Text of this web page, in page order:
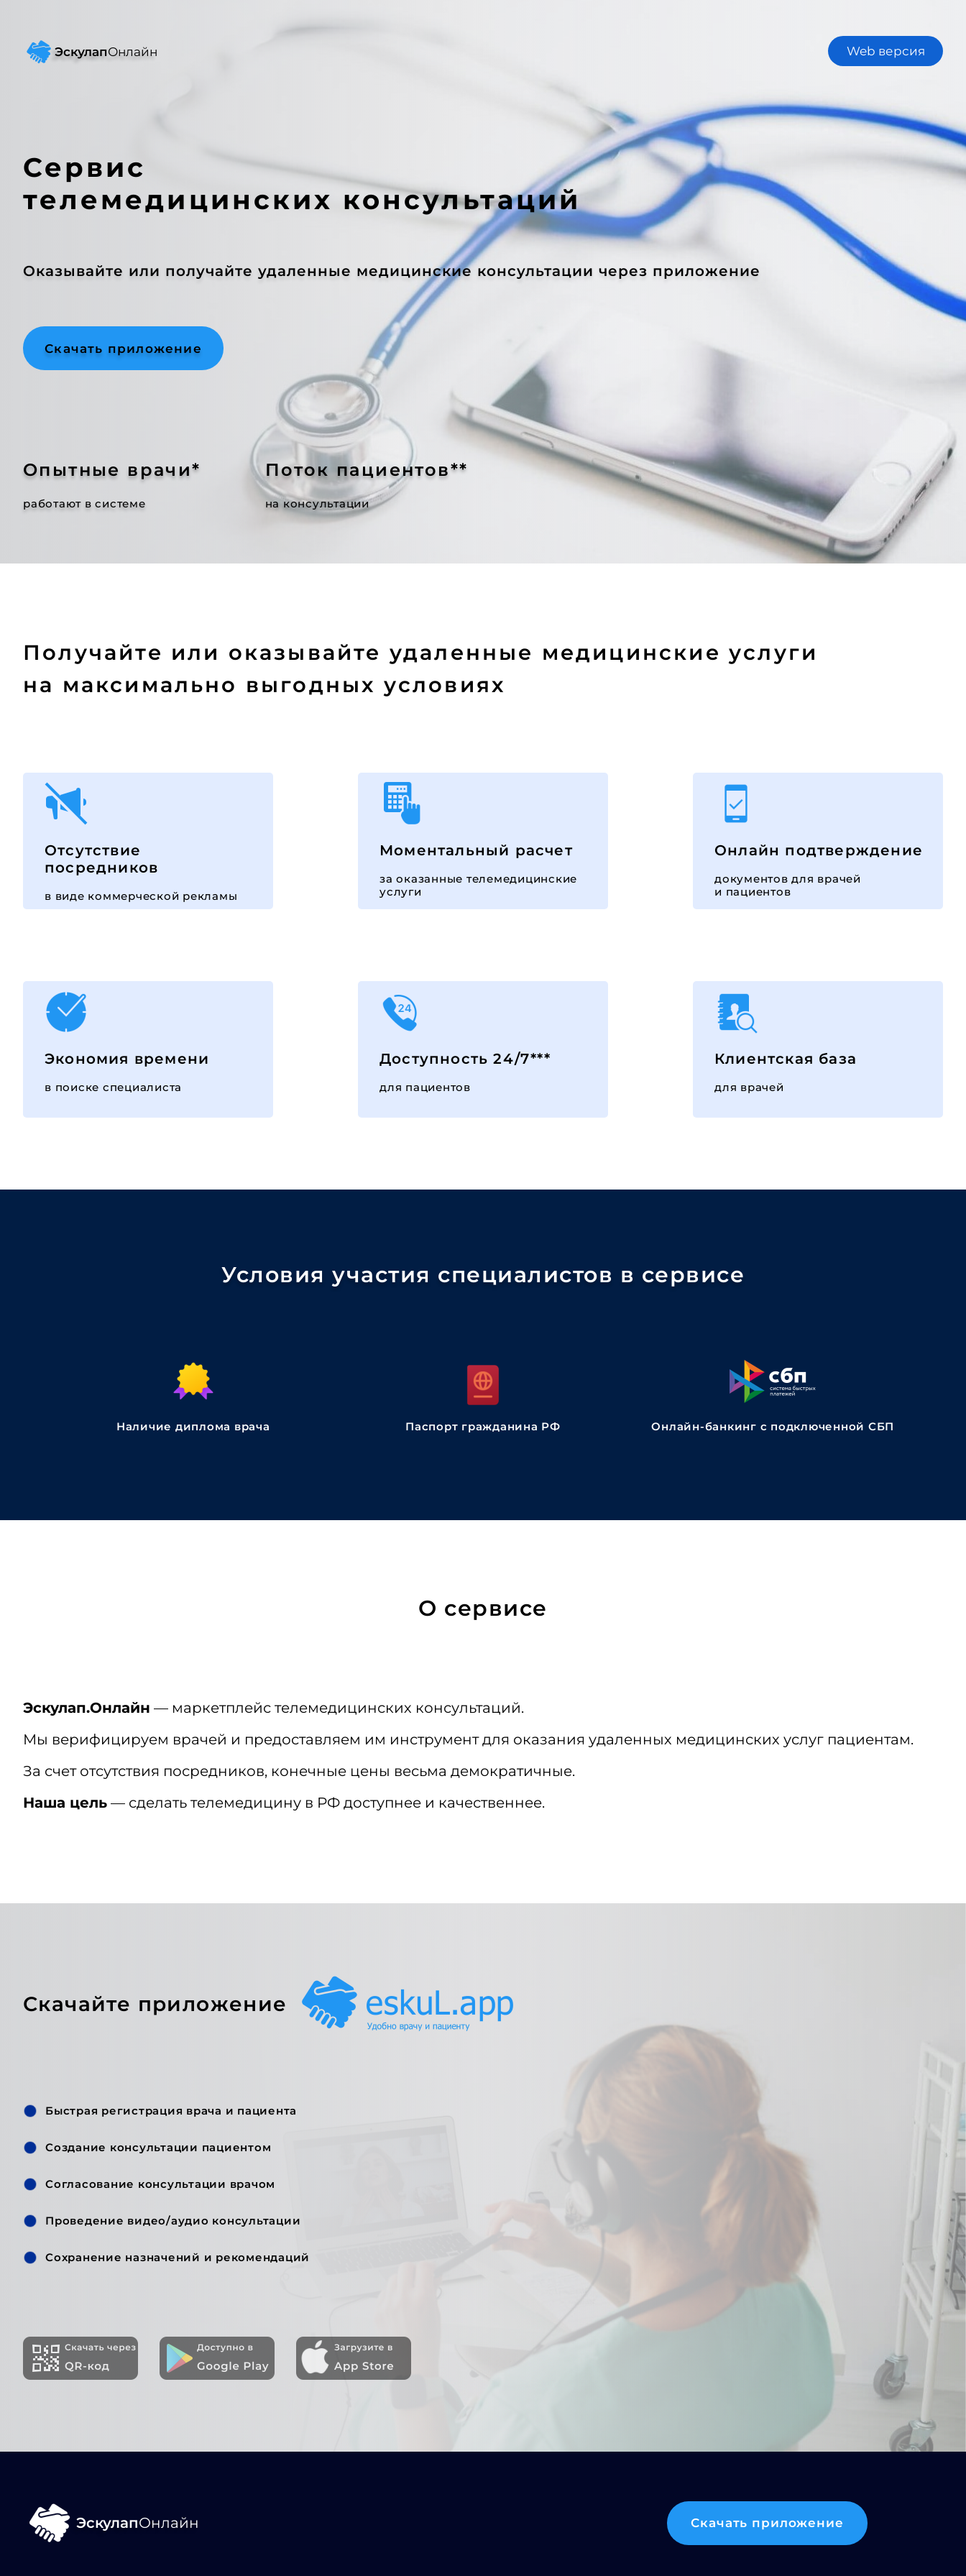
ЭскулапОнлайн Web версия
Сервис
телемедицинских консультаций
Оказывайте или получайте удаленные медицинские консультации через приложение
Скачать приложение
Опытные врачи*
работают в системе
Поток пациентов**
на консультации
Получайте или оказывайте удаленные медицинские услуги
на максимально выгодных условиях
Отсутствие
посредников
в виде коммерческой рекламы
Моментальный расчет
за оказанные телемедицинские
услуги
Онлайн подтверждение
документов для врачей
и пациентов
Экономия времени
в поиске специалиста
Доступность 24/7***
для пациентов
Клиентская база
для врачей
Условия участия специалистов в сервисе
Наличие диплома врача Паспорт гражданина РФ Онлайн-банкинг с подключенной СБП
О сервисе
Эскулап.Онлайн — маркетплейс телемедицинских консультаций.
Мы верифицируем врачей и предоставляем им инструмент для оказания удаленных медицинских услуг пациентам.
За счет отсутствия посредников, конечные цены весьма демократичные.
Наша цель — сделать телемедицину в РФ доступнее и качественнее.
Скачайте приложение
Быстрая регистрация врача и пациента
Создание консультации пациентом
Согласование консультации врачом
Проведение видео/аудио консультации
Сохранение назначений и рекомендаций
ЭскулапОнлайн Скачать приложение